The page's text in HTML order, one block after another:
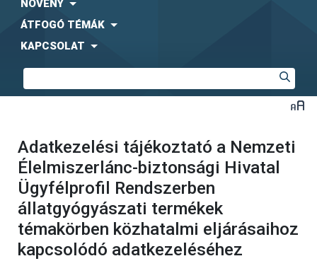
NÖVÉNY
ÁTFOGÓ TÉMÁK
KAPCSOLAT
Adatkezelési tájékoztató a Nemzeti
Élelmiszerlánc-biztonsági Hivatal
Ügyfélprofil Rendszerben
állatgyógyászati termékek
témakörben közhatalmi eljárásaihoz
kapcsolódó adatkezeléséhez